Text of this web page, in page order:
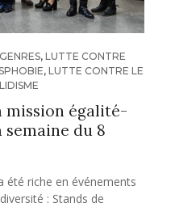
, LUTTE CONTRE
, LUTTE CONTRE LE
mission égalité-
du 8
été riche en événements
: Stands de